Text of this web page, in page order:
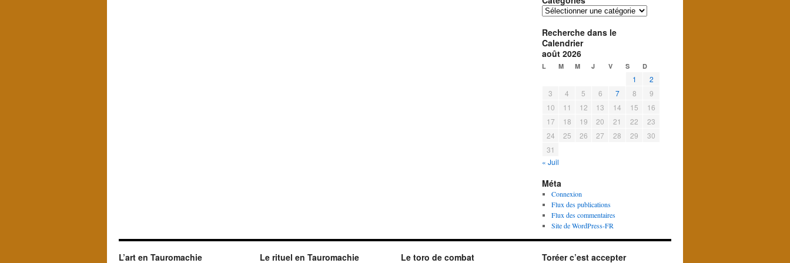
Catégories
Recherche dans le
Calendrier
août 2026
L M M J V S D
1
2
3
4 5 6 7 8
9
10
11 12 13 14 15
16
17
18 19 20 21 22
23
24
25 26 27 28 29
30
31
« Juil
Méta
Connexion
Flux des publications
Flux des commentaires
Site de WordPress-FR
L’art en Tauromachie Le rituel en Tauromachie Le toro de combat
Toréer c’est accepter